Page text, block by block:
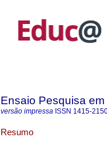
Ensaio Pesquisa
versão impressa ISSN 1415-
Resumo